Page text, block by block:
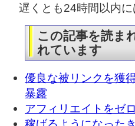
遅くとも24時間以内
この記事を読ま
れています
優良な被リンクを獲
暴露
アフィリエイトをゼ
稼げるようになった